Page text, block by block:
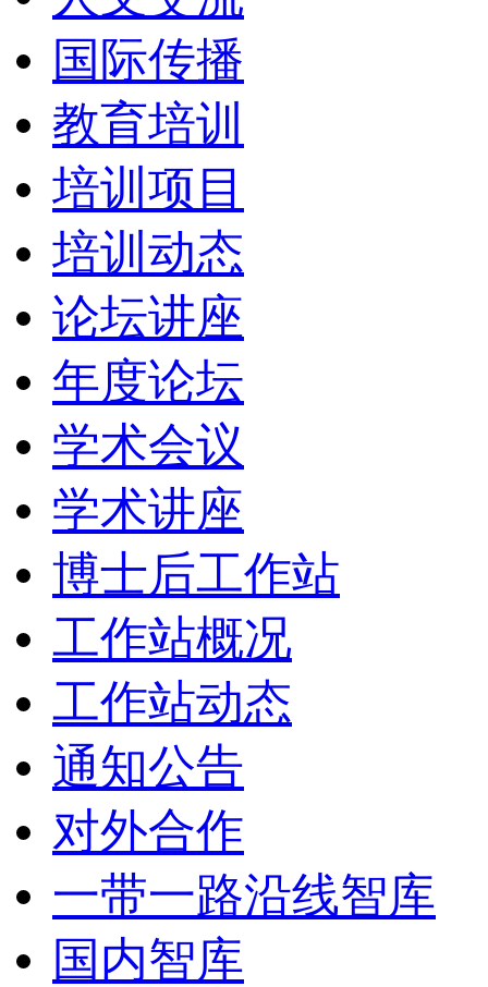
国际传播
教育培训
培训项目
培训动态
论坛讲座
年度论坛
学术会议
学术讲座
博士后工作站
工作站概况
工作站动态
通知公告
对外合作
一带一路沿线智库
国内智库